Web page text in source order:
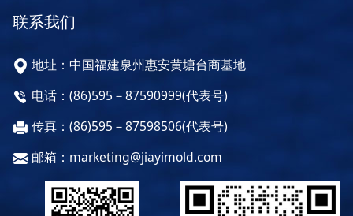
联系我们
地址：中国福建泉州惠安黄塘台商基地
电话：(86)595－87590999(代表号)
传真：(86)595－87598506(代表号)
邮箱：marketing@jiayimold.com